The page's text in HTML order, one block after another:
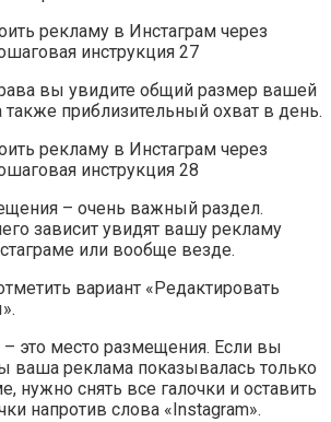
вы увидите общий размер вашей
также приблизительный охват в день.
– очень важный раздел.
зависит увидят вашу рекламу
или вообще везде.
вариант «Редактировать
– это место размещения. Если вы
ваша реклама показывалась только
нужно снять все галочки и оставить
напротив слова «Instagram».